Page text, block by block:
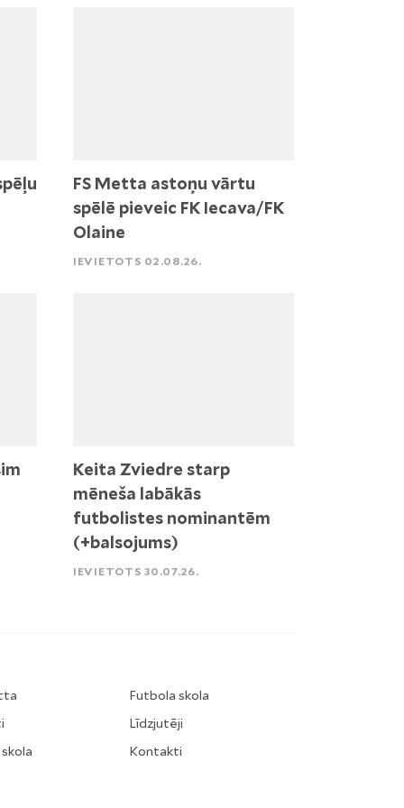
FS Metta astoņu vārtu
spēlē pieveic FK Iecava/FK
Olaine
IEVIETOTS 02.08.26.
Keita Zviedre starp
mēneša labākās
futbolistes nominantēm
(+balsojums)
IEVIETOTS 30.07.26.
Futbola skola
Līdzjutēji
Kontakti